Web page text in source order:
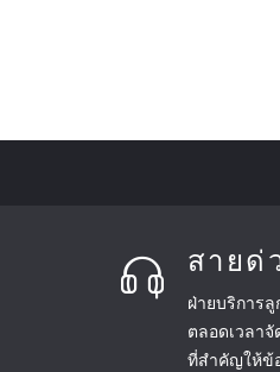
สายด่
ฝ่ายบริการลู
ตลอดเวลา
ที่สำคัญให้ข้